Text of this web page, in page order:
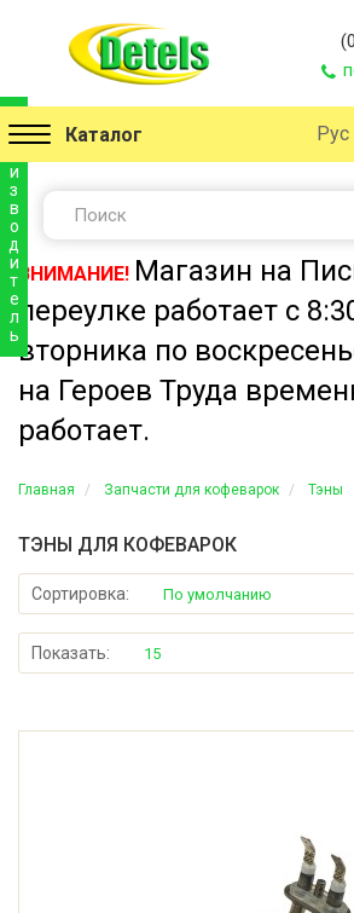
Каталог Рус
ВНИМАНИЕ! Магазин на
переулке работает с
вторника по
на Героев Труда
работает.
Главная Запчасти для кофеварок Тэны
ТЭНЫ ДЛЯ КОФЕВАРОК
Сортировка: По умолчанию
Показать: 15
р
и
з
в
о
д
и
т
е
л
ь